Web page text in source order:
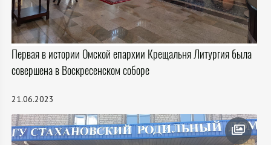
Первая в истории Омской епархии Крещальня Литургия была
совершена в Воскресенском соборе
21.06.2023